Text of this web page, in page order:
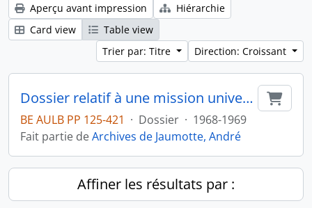
Aperçu avant impression
Hiérarchie
Card view
Table view
Trier par: Titre
Direction: Croissant
Dossier relatif à une mission universitaire en Hongrie
BE AULB PP 125-421 · Dossier · 1968-1969
Fait partie deArchives de Jaumotte, André
Affiner les résultats par :